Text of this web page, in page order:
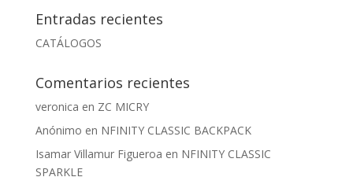
Entradas recientes
CATÁLOGOS
Comentarios recientes
veronica en ZC MICRY
Anónimo en NFINITY CLASSIC BACKPACK
Isamar Villamur Figueroa en NFINITY CLASSIC
SPARKLE